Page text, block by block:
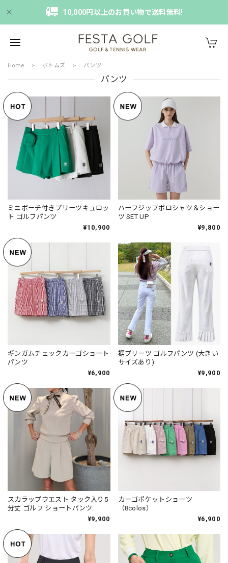
10,000円以上のお買い物で送料無料!
Home ボトムズ パンツ
パンツ
ミニポーチ付きプリーツキュロッ
ト ゴルフパンツ
¥10,900
ハーフジップポロシャツ＆ショー
ツ SET UP
¥9,800
ギンガムチェックカーゴショート
パンツ
¥6,900
裾プリーツ ゴルフパンツ (大きい
サイズあり)
¥9,900
スカラップウエスト タック入り5
分丈 ゴルフ ショートパンツ
¥9,900
カーゴポケットショーツ
（8colos）
¥6,900